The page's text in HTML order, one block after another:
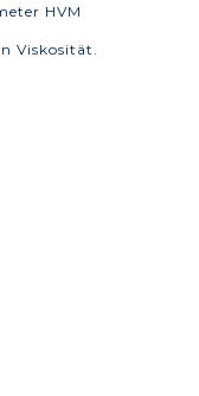
HVM
Viskosität.